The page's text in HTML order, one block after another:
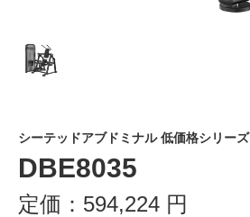
シーテッドアブドミナル 低価格シリーズ
DBE8035
定価： 594,224 円